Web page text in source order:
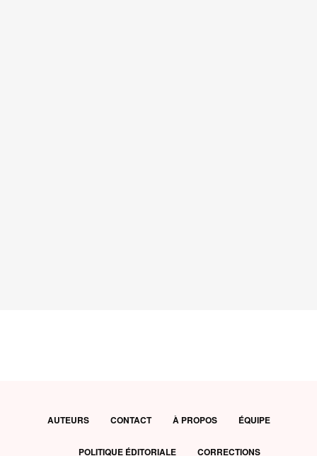
AUTEURS CONTACT À PROPOS ÉQUIPE
POLITIQUE ÉDITORIALE CORRECTIONS